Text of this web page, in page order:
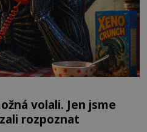
volali. Jen jsme
rozpoznat